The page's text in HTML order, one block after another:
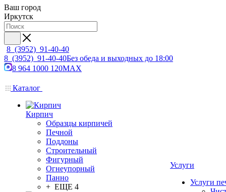
Ваш город
Иркутск
8 (3952) 91-40-40
8 (3952) 91-40-40Без обеда и выходных до 18:00
8 964 1000 120MAX
Каталог
Кирпич
Образцы кирпичей
Печной
Поддоны
Строительный
Фигурный
Огнеупорный
Панно
+ ЕЩЕ 4
Услуги
Услуги